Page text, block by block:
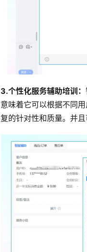
3.个性化服务辅助培训：
意味着它可以根据不同
复的针对性和质量。并